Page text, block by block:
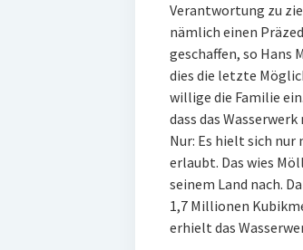
Verantwortung zu
nämlich einen
geschaffen, so Hans
dies die letzte
willige die Familie
dass das
Nur: Es hielt sich nur
erlaubt. Das wies
seinem Land nach.
1,7 Millionen
erhielt das